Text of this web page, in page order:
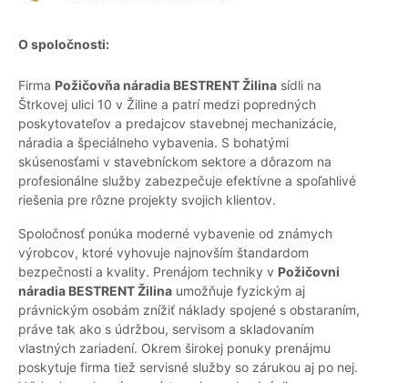
O spoločnosti:
Firma Požičovňa náradia BESTRENT Žilina sídli na
Štrkovej ulici 10 v Žiline a patrí medzi popredných
poskytovateľov a predajcov stavebnej mechanizácie,
náradia a špeciálneho vybavenia. S bohatými
skúsenosťami v stavebníckom sektore a dôrazom na
profesionálne služby zabezpečuje efektívne a spoľahlivé
riešenia pre rôzne projekty svojich klientov.
Spoločnosť ponúka moderné vybavenie od známych
výrobcov, ktoré vyhovuje najnovším štandardom
bezpečnosti a kvality. Prenájom techniky v Požičovni
náradia BESTRENT Žilina umožňuje fyzickým aj
právnickým osobám znížiť náklady spojené s obstaraním,
práve tak ako s údržbou, servisom a skladovaním
vlastných zariadení. Okrem širokej ponuky prenájmu
poskytuje firma tiež servisné služby so zárukou aj po nej.